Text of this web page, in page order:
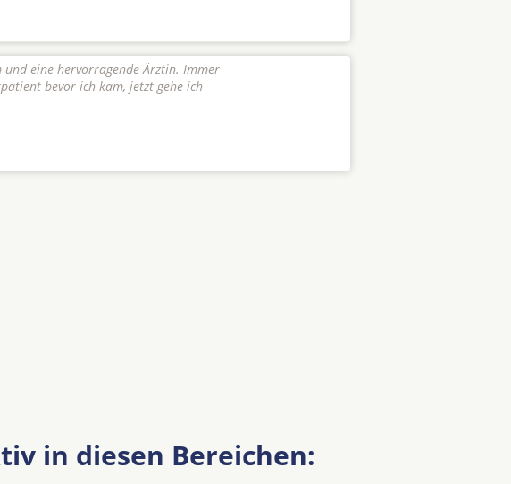
und eine hervorragende Ärztin. Immer
bevor ich kam, jetzt gehe ich
in diesen Bereichen: